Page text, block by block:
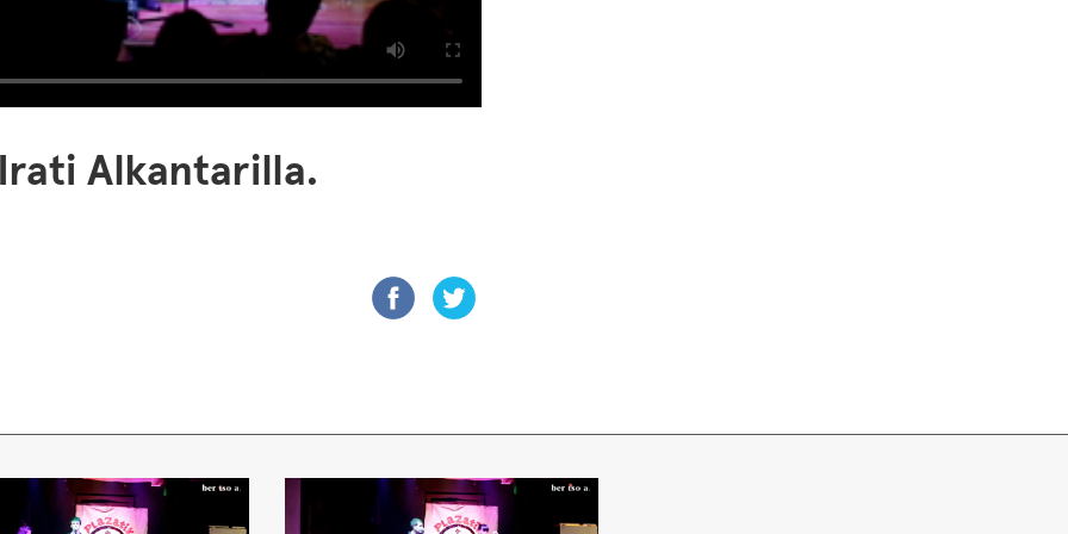
Alkantarilla.